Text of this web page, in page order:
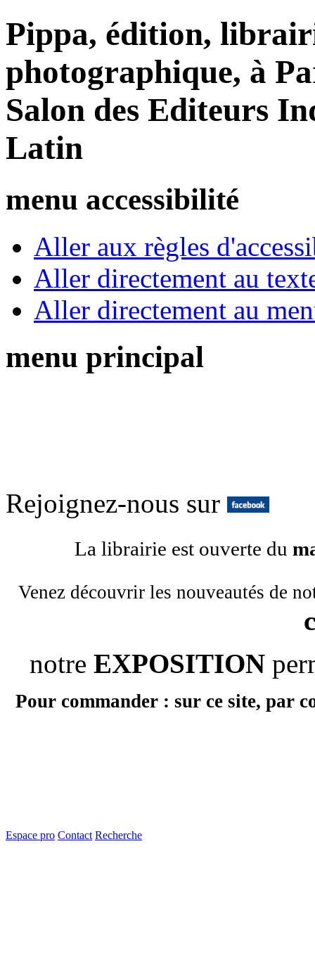
Pippa, édition,
photographique, à
Salon des Editeurs
Latin
menu accessibilité
Aller aux règles
Aller directement au
Aller directement au
menu principal
Rejoignez-nous sur
La librairie est ouverte du
Venez découvrir les nouveautés de
notre EXPOSITION
Pour commander : sur ce site, par
Espace pro Contact Recherche